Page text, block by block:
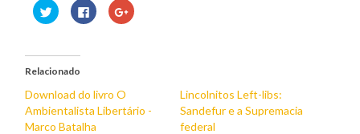
Carregue
aqui
Twitter
(Opens
in
window)
Clique
para
partilhar
Click
to
Relacionado
Download do livro O
Ambientalista Libertário -
Marco Batalha
Lincolnitos Left-libs:
Sandefur e a Supremacia
federal